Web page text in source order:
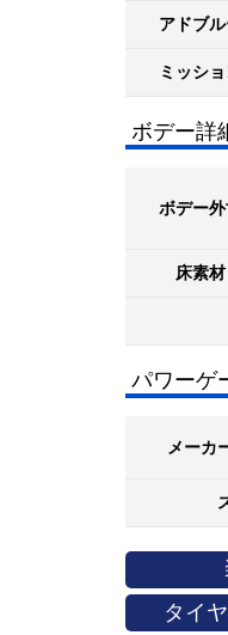
アドブ
ミッシ
ボデー詳
ボデー
床素材
パワーゲ
メーカ
タイ